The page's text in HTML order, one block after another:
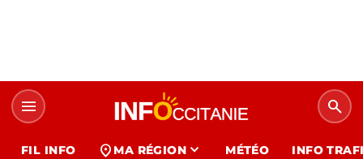
menu search
FIL INFO location_on MA RÉGION expand_more MÉTÉO INFO